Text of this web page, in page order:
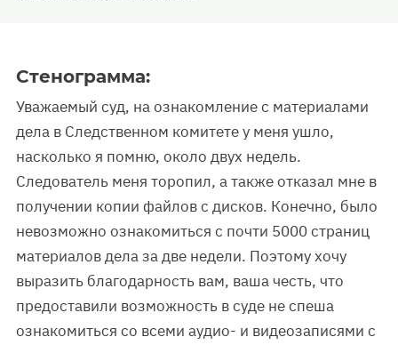
Стенограмма:
Уважаемый суд, на ознакомление с материалами
дела в Следственном комитете у меня ушло,
насколько я помню, около двух недель.
Следователь меня торопил, а также отказал мне в
получении копии файлов с дисков. Конечно, было
невозможно ознакомиться с почти 5000 страниц
материалов дела за две недели. Поэтому хочу
выразить благодарность вам, ваша честь, что
предоставили возможность в суде не спеша
ознакомиться со всеми аудио- и видеозаписями с